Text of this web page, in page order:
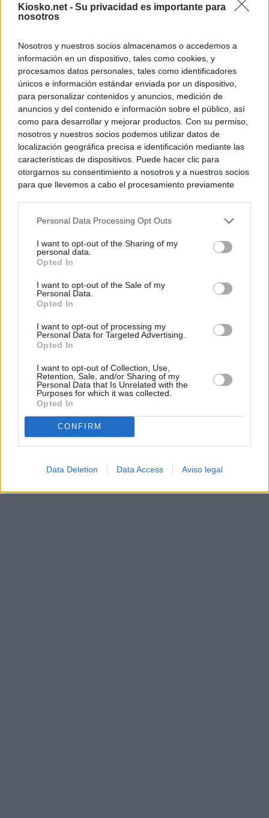
Kiosko.net - Su privacidad es importante para
nosotros
Nosotros y nuestros socios almacenamos o accedemos a
información en un dispositivo, tales como cookies, y
procesamos datos personales, tales como identificadores
únicos e información estándar enviada por un dispositivo,
para personalizar contenidos y anuncios, medición de
anuncios y del contenido e información sobre el público, así
como para desarrollar y mejorar productos. Con su permiso,
nosotros y nuestros socios podemos utilizar datos de
localización geográfica precisa e identificación mediante las
características de dispositivos. Puede hacer clic para
otorgarnos su consentimiento a nosotros y a nuestros socios
para que llevemos a cabo el procesamiento previamente
negar su consentimiento. Tenga en cuenta que algún
de su consentimiento, pero usted tiene el derecho de
rechazar tal procesamiento. Sus preferencias se aplicarán
cualquier momento entrando de nuevo en este sitio web o
visitando nuestra política de privacidad.
Personal Data Processing Opt Outs
I want to opt-out of the Sharing of my
personal data.
Opted In
I want to opt-out of the Sale of my
Personal Data.
Opted In
I want to opt-out of processing my
Personal Data for Targeted Advertising.
Opted In
I want to opt-out of Collection, Use,
Retention, Sale, and/or Sharing of my
Personal Data that Is Unrelated with the
Purposes for which it was collected.
Opted In
CONFIRM
Data Deletion Data Access Aviso legal